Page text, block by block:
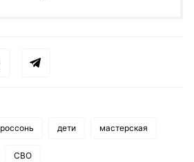
россонь дети мастерская
СВО